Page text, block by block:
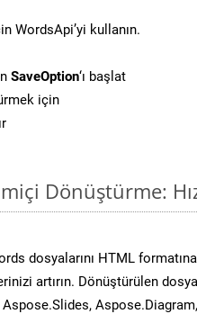
WordsApi’yi kullanın.
SaveOption‘ı başlat
için
Dönüştürme:
dosyalarını HTML formatına
artırın. Dönüştürülen
Aspose.Diagram,